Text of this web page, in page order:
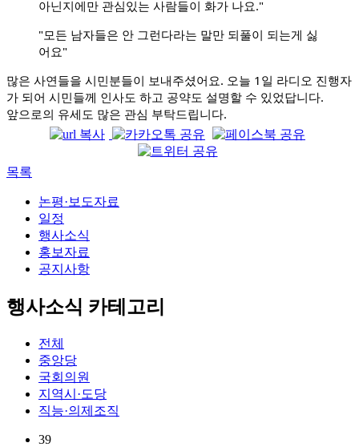
아닌지에만 관심있는 사람들이 화가 나요."
"모든 남자들은 안 그런다라는 말만 되풀이 되는게 싫
어요"
많은 사연들을 시민분들이 보내주셨어요. 오늘 1일 라디오 진행자
가 되어 시민들께 인사도 하고 공약도 설명할 수 있었답니다.
앞으로의 유세도 많은 관심 부탁드립니다.
목록
논평·보도자료
일정
행사소식
홍보자료
공지사항
행사소식 카테고리
전체
중앙당
국회의원
지역시·도당
직능·의제조직
39